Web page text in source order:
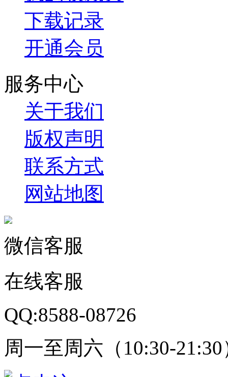
下载记录
开通会员
服务中心
关于我们
版权声明
联系方式
网站地图
微信客服
在线客服
QQ:8588-08726
周一至周六（10:30-21:30